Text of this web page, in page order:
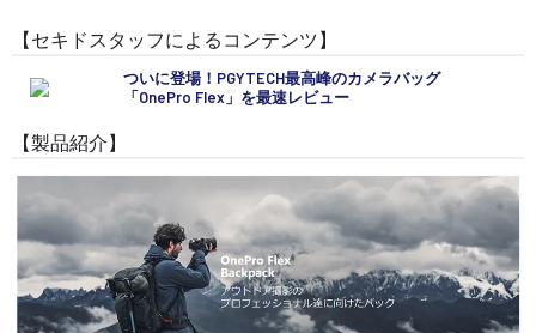
【セキドスタッフによるコンテンツ】
ついに登場！PGYTECH最高峰のカメラバッグ
「OnePro Flex」を最速レビュー
【製品紹介】